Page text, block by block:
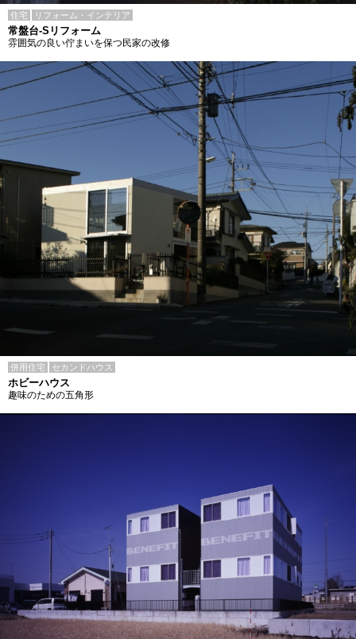
住宅 リフォーム・インテリア
常盤台-Sリフォーム
雰囲気の良い佇まいを保つ民家の改修
併用住宅 セカンドハウス
ホビーハウス
趣味のための五角形